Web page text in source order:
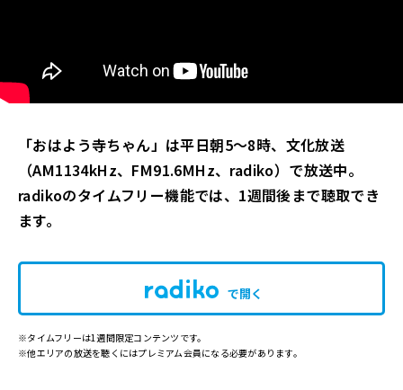
「おはよう寺ちゃん」は平日朝5～8時、文化放送
（AM1134kHz、FM91.6MHz、radiko）で放送中。
radikoのタイムフリー機能では、1週間後まで聴取でき
ます。
で開く
※タイムフリーは1週間限定コンテンツです。
※他エリアの放送を聴くにはプレミアム会員になる必要があります。